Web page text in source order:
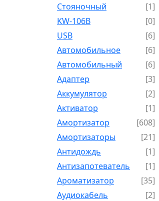
Cтояночный
[1]
KW-106B
[0]
USB
[6]
Автомобильное
[6]
Автомобильный
[6]
Адаптер
[3]
Аккумулятор
[2]
Активатор
[1]
Амортизатор
[608]
Амортизаторы
[21]
Антидождь
[1]
Антизапотеватель
[1]
Ароматизатор
[35]
Аудиокабель
[2]